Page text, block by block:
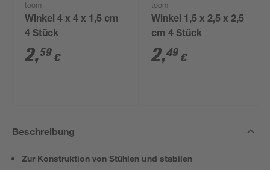
toom
Winkel 4 x 4 x 1,5 cm
4 Stück
2,59 €
toom
Winkel 1,5 x 2,5 x 2,5
cm 4 Stück
2,49 €
Beschreibung
Zur Konstruktion von Stühlen und stabilen